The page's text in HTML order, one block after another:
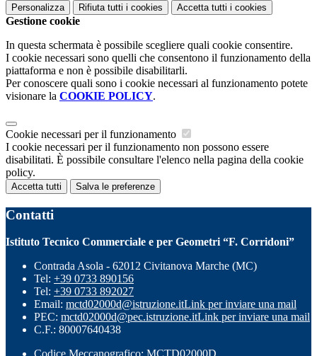
Personalizza Rifiuta tutti i cookies Accetta tutti i cookies
Gestione cookie
In questa schermata è possibile scegliere quali cookie consentire.
I cookie necessari sono quelli che consentono il funzionamento della
piattaforma e non è possibile disabilitarli.
Per conoscere quali sono i cookie necessari al funzionamento potete
visionare la COOKIE POLICY.
Cookie necessari per il funzionamento
I cookie necessari per il funzionamento non possono essere
disabilitati. È possibile consultare l'elenco nella pagina della cookie
policy.
Accetta tutti Salva le preferenze
Contatti
Istituto Tecnico Commerciale e per Geometri “F. Corridoni”
Contrada Asola - 62012 Civitanova Marche (MC)
Tel: +39 0733 890156
Tel: +39 0733 892027
Email: mctd02000d@istruzione.itLink per inviare una mail
PEC: mctd02000d@pec.istruzione.itLink per inviare una mail
C.F.: 80007640438